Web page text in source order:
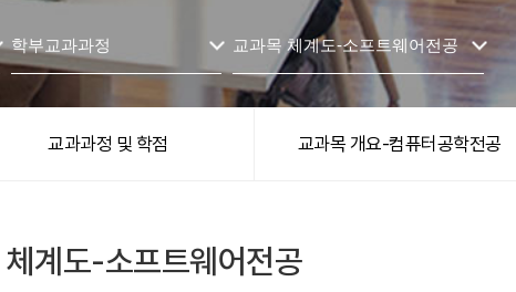
학부교과과정 교과목 체계도-소프트웨어전공
교과과정 및 학점 교과목 개요-컴퓨터공학전공
계도-소프트웨어전공